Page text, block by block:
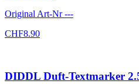
Original Art-Nr---
CHF8.90
DIDDL Duft-Textmarker